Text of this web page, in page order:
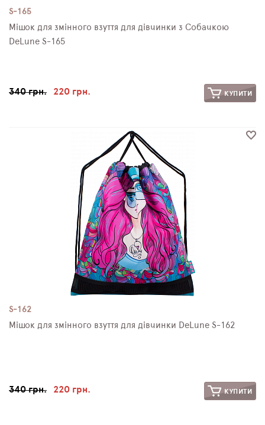
S-165
Мішок для змінного взуття для дівчинки з Собачкою
DeLune S-165
340 грн. 220 грн. КУПИТИ
S-162
Мішок для змінного взуття для дівчинки DeLune S-162
340 грн. 220 грн. КУПИТИ